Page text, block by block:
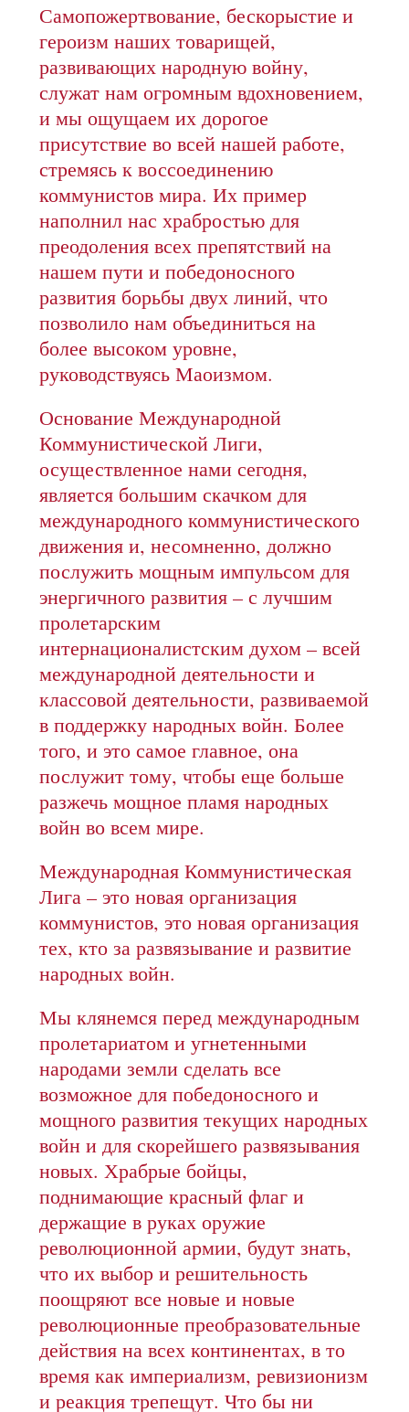
Самопожертвование, бескорыстие и
героизм наших товарищей,
развивающих народную войну,
служат нам огромным вдохновением,
и мы ощущаем их дорогое
присутствие во всей нашей работе,
стремясь к воссоединению
коммунистов мира. Их пример
наполнил нас храбростью для
преодоления всех препятствий на
нашем пути и победоносного
развития борьбы двух линий, что
позволило нам объединиться на
более высоком уровне,
руководствуясь Маоизмом.
Основание Международной
Коммунистической Лиги,
осуществленное нами сегодня,
является большим скачком для
международного коммунистического
движения и, несомненно, должно
послужить мощным импульсом для
энергичного развития – с лучшим
пролетарским
интернационалистским духом – всей
международной деятельности и
классовой деятельности, развиваемой
в поддержку народных войн. Более
того, и это самое главное, она
послужит тому, чтобы еще больше
разжечь мощное пламя народных
войн во всем мире.
Международная Коммунистическая
Лига – это новая организация
коммунистов, это новая организация
тех, кто за развязывание и развитие
народных войн.
Мы клянемся перед международным
пролетариатом и угнетенными
народами земли сделать все
возможное для победоносного и
мощного развития текущих народных
войн и для скорейшего развязывания
новых. Храбрые бойцы,
поднимающие красный флаг и
держащие в руках оружие
революционной армии, будут знать,
что их выбор и решительность
поощряют все новые и новые
революционные преобразовательные
действия на всех континентах, в то
время как империализм, ревизионизм
и реакция трепещут. Что бы ни